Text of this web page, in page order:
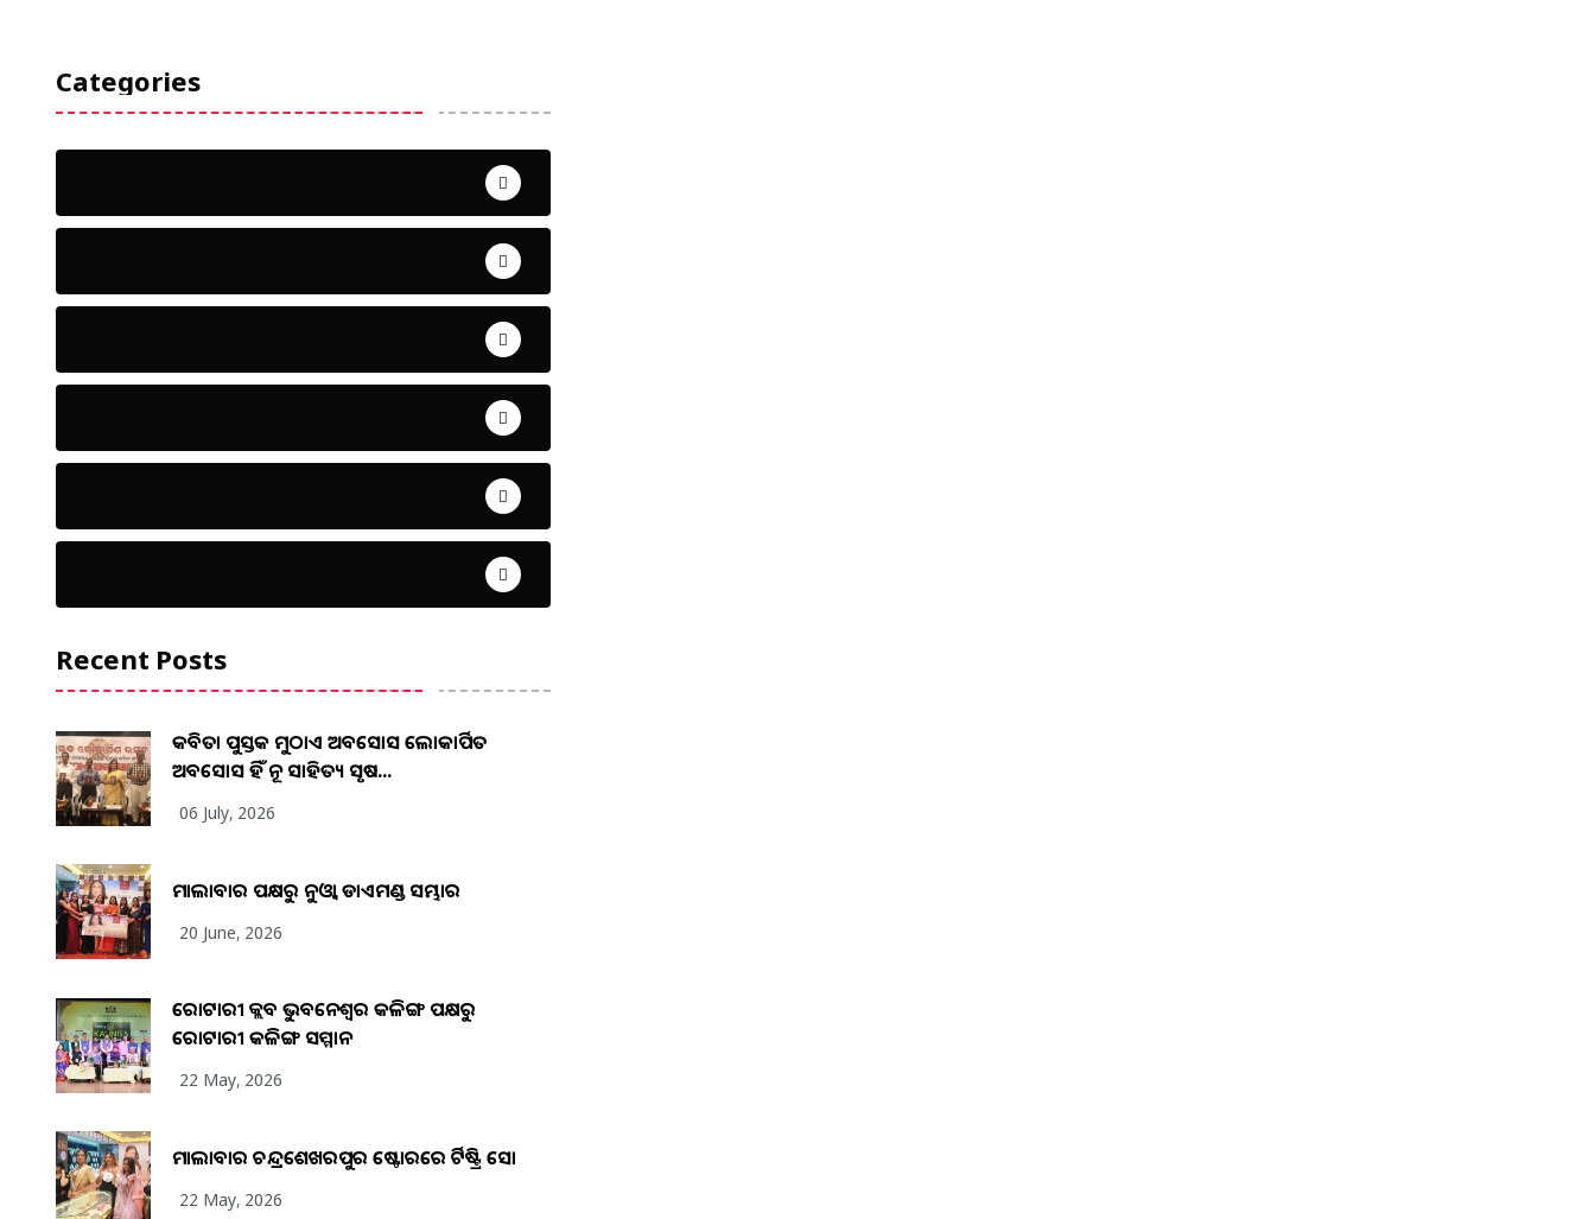
Categories
Recent Posts
କବିତା ପୁସ୍ତକ ମୁଠାଏ ଅବସୋସ ଲୋକାର୍ପିତ
ଅବସୋସ ହିଁ ନୂଆ ସାହିତ୍ୟ ସୃଷ...
06 July, 2026
ମାଲାବାର ପକ୍ଷରୁ ନୁଓ୍ବା ଡାଏମଣ୍ଡ ସମ୍ଭାର
20 June, 2026
ରୋଟାରୀ କ୍ଲବ ଭୁବନେଶ୍ୱର କଳିଙ୍ଗ ପକ୍ଷରୁ
ରୋଟାରୀ କଳିଙ୍ଗ ସମ୍ମାନ
22 May, 2026
ମାଲାବାର ଚନ୍ଦ୍ରଶେଖରପୁର ଷ୍ଟୋରରେ ଆର୍ଟିଷ୍ଟ୍ରି ସୋ
22 May, 2026